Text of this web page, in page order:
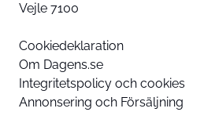
Vejle 7100
Cookiedeklaration
Om Dagens.se
Integritetspolicy och cookies
Annonsering och Försäljning